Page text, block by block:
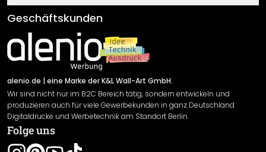
Klebe- und Montageanleitungen
Newsletter An-/Abmeldung
Sendungsverfolgung
AGB
Impressum
Versand & Zahlung
Rücksendung
Widerrufsrecht
Datenschutzerklärung
Gewährleistung
Geschäftskunden
alenio.de | eine Marke der K&L Wall-Art GmbH.
Wir sind nicht nur im B2C Bereich tätig, sondern entwickeln und
produzieren auch für viele Gewerbekunden in ganz Deutschland
Digitaldrucke und Werbetechnik am Standort Berlin.
Folge uns